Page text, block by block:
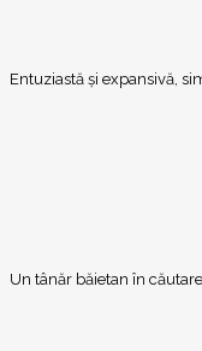
Entuziastă şi expansivă,
Un tânăr băietan în